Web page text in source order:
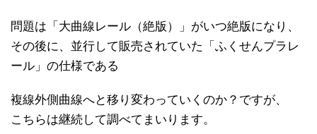
問題は「大曲線レール（絶版）」がいつ絶版になり、
その後に、並行して販売されていた「ふくせんプラレ
ール」の仕様である
複線外側曲線へと移り変わっていくのか？ですが、
こちらは継続して調べてまいります。